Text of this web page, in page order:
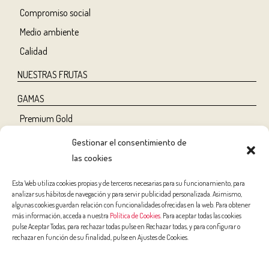
Gestionar el consentimiento de
las cookies
Esta Web utiliza cookies propias y de terceros necesarias para su funcionamiento, para
analizar sus hábitos de navegación y para servir publicidad personalizada. Asimismo,
algunas cookies guardan relación con funcionalidades ofrecidas en la web. Para obtener
más información, acceda a nuestra Política de Cookies. Para aceptar todas las cookies
pulse Aceptar Todas, para rechazar todas pulse en Rechazar todas, y para configurar o
rechazar en función de su finalidad, pulse en Ajustes de Cookies.
Compromiso social
Medio ambiente
Calidad
NUESTRAS FRUTAS
GAMAS
Premium Gold
NUTRICIÓN Y SALUD
Salud
Belleza